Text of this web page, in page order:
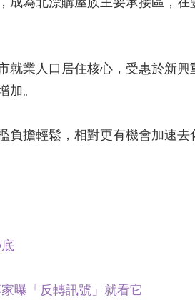
業人口居住核心，受惠於新
加。
擔輕鬆，相對更有機會加速去
曝「反轉訊號」就看它